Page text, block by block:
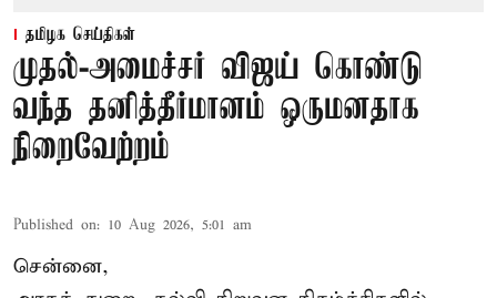
தமிழக செய்திகள்
முதல்-அமைச்சர் விஜய் கொண்டு
வந்த தனித்தீர்மானம் ஒருமனதாக
நிறைவேற்றம்
Published on: 10 Aug 2026, 5:01 am
சென்னை,